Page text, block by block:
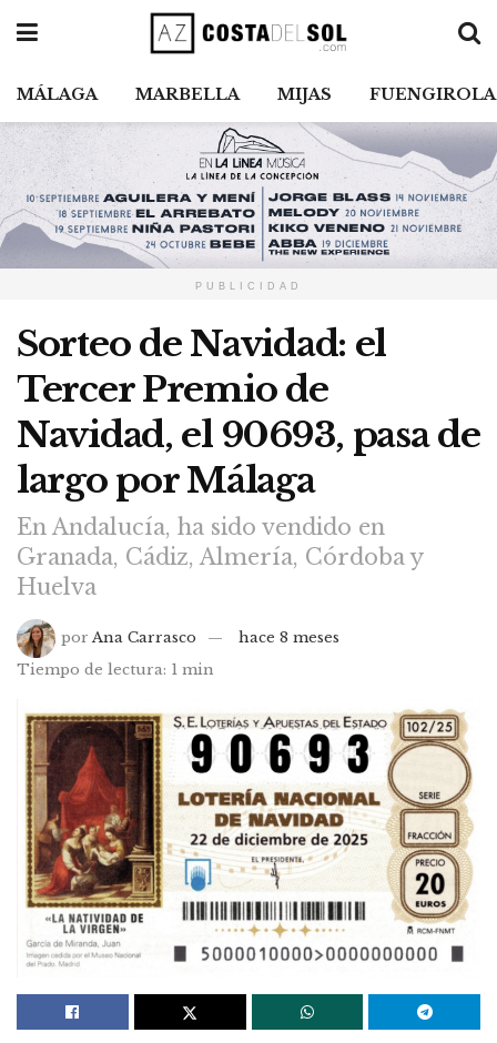
MÁLAGA MARBELLA MIJAS FUENGIROLA
PUBLICIDAD
Sorteo de Navidad: el
Tercer Premio de
Navidad, el 90693, pasa de
largo por Málaga
En Andalucía, ha sido vendido en
Granada, Cádiz, Almería, Córdoba y
Huelva
por Ana Carrasco
hace 8 meses
Tiempo de lectura: 1 min